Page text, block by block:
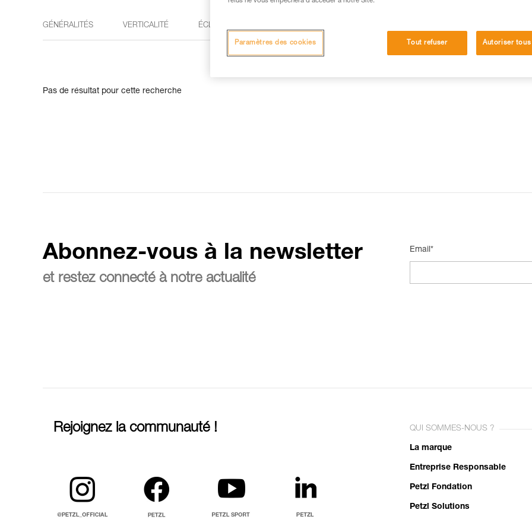
GÉNÉRALITÉS VERTICALITÉ ÉCLAIRAGE
Pas de résultat pour cette recherche
Abonnez-vous à la newsletter
et restez connecté à notre actualité
Email*
Rejoignez la communauté ! QUI SOMMES-NOUS ?
La marque
Entreprise Responsable
Petzl Fondation
Petzl Solutions
Tout refuser Autoriser
Paramètres des cookies